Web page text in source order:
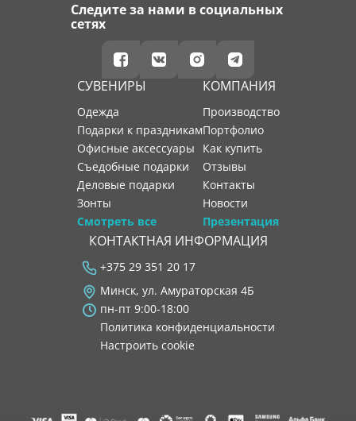
Следите за нами в социальных
сетях
СУВЕНИРЫ
Одежда
Подарки к праздникам
Офисные аксессуары
Съедобные подарки
Деловые подарки
Зонты
Смотреть все
КОМПАНИЯ
производство
портфолио
как купить
отзывы
контакты
новости
Презентация
КОНТАКТНАЯ ИНФОРМАЦИЯ
+375 29 351 20 17
Минск, ул. Амураторская 4Б
пн-пт 9:00-18:00
Политика конфиденциальности
Настроить cookie